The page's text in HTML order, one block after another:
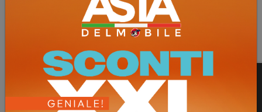
Anteprima finiture